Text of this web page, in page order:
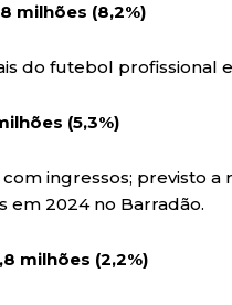
milhões (8,2%)
do futebol profissional
(5,3%)
ingressos; previsto a
2024 no Barradão.
milhões (2,2%)